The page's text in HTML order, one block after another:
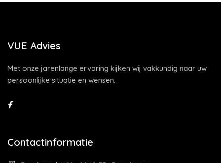
VUE Advies
Met onze jarenlange ervaring kijken wij vakkundig naar uw
persoonlijke situatie en wensen.
Contactinformatie